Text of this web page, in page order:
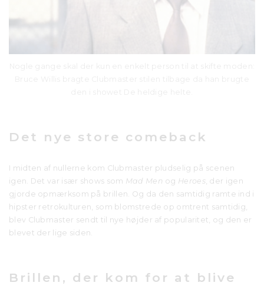
Det nye store comeback
I midten af nullerne kom Clubmaster pludselig på scenen
igen. Det var især shows som Mad Men og Heroes , der igen
gjorde opmærksom på brillen. Og da den samtidig ramte ind i
hipster retrokulturen, som blomstrede op omtrent samtidig,
blev Clubmaster sendt til nye højder af popularitet, og den er
blevet der lige siden.
Brillen, der kom for at blive